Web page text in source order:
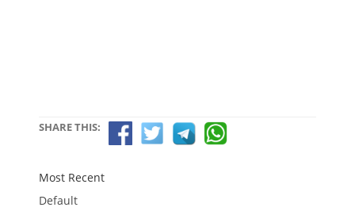
SHARE THIS:
Most Recent
Default